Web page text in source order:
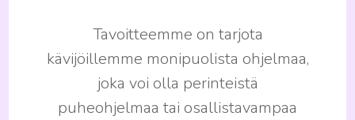
Tavoitteemme on tarjota
kävijöillemme monipuolista ohjelmaa,
joka voi olla perinteistä
puheohjelmaa tai osallistavampaa